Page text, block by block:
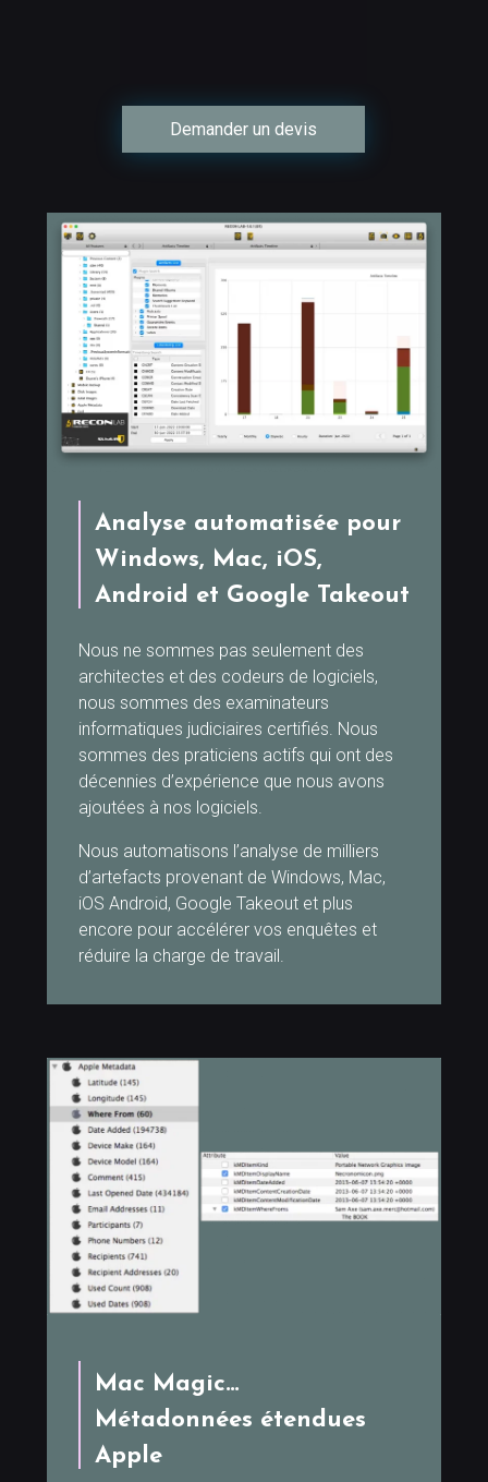
Demander un devis
Analyse automatisée pour
Windows, Mac, iOS,
Android et Google Takeout
Nous ne sommes pas seulement des
architectes et des codeurs de logiciels,
nous sommes des examinateurs
informatiques judiciaires certifiés. Nous
sommes des praticiens actifs qui ont des
décennies d’expérience que nous avons
ajoutées à nos logiciels.
Nous automatisons l’analyse de milliers
d’artefacts provenant de Windows, Mac,
iOS Android, Google Takeout et plus
encore pour accélérer vos enquêtes et
réduire la charge de travail.
Mac Magic…
Métadonnées étendues
Apple